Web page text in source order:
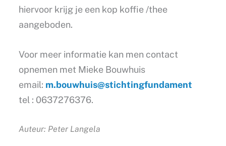
hiervoor krijg je een kop koffie /thee
aangeboden.
Voor meer informatie kan men contact
opnemen met Mieke Bouwhuis
email: m.bouwhuis@stichtingfundament
tel : 0637276376.
Auteur: Peter Langela